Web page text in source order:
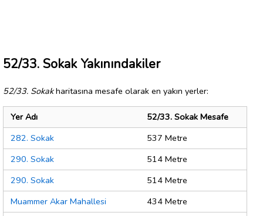
52/33. Sokak Yakınındakiler
52/33. Sokakharitasına mesafe olarak en yakın yerler:
Yer Adı
52/33. Sokak Mesafe
282. Sokak
537 Metre
290. Sokak
514 Metre
290. Sokak
514 Metre
Muammer Akar Mahallesi
434 Metre